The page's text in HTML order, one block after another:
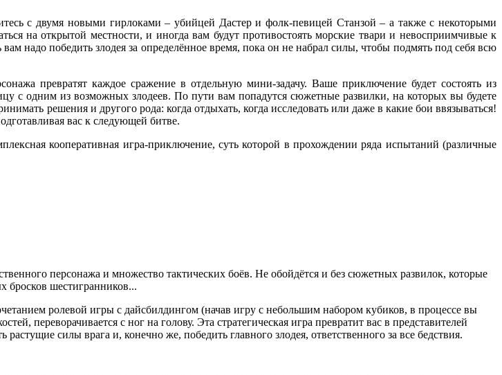
с двумя новыми гирлоками – убийцей Дастер и фолк-певицей Станзой – а также с некоторыми
на открытой местности, и иногда вам будут противостоять морские твари и невосприимчивые к
надо победить злодея за определённое время, пока он не набрал силы, чтобы подмять под себя всю
превратят каждое сражение в отдельную мини-задачу. Ваше приключение будет состоять из
с одним из возможных злодеев. По пути вам попадутся сюжетные развилки, на которых вы будете
решения и другого рода: когда отдыхать, когда исследовать или даже в какие бои ввязываться!
вас к следующей битве.
кооперативная игра-приключение, суть которой в прохождении ряда испытаний (различные
персонажа и множество тактических боёв. Не обойдётся и без сюжетных развилок, которые
бросков шестигранников...
ролевой игры с дайсбилдингом (начав игру с небольшим набором кубиков, в процессе вы
переворачивается с ног на голову. Эта стратегическая игра превратит вас в представителей
силы врага и, конечно же, победить главного злодея, ответственного за все бедствия.